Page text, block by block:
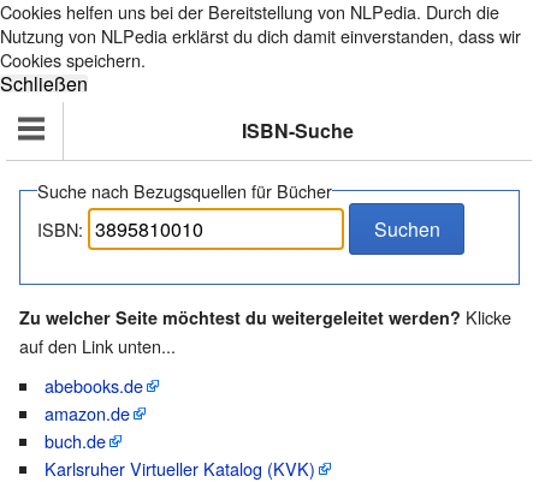
Cookies helfen uns bei der Bereitstellung von NLPedia. Durch die
Nutzung von NLPedia erklärst du dich damit einverstanden, dass wir
Cookies speichern.
ISBN-Suche
Suche nach Bezugsquellen für Bücher
ISBN:
Zu welcher Seite möchtest du weitergeleitet werden? Klicke
auf den Link unten...
abebooks.de
amazon.de
buch.de
Karlsruher Virtueller Katalog (KVK)